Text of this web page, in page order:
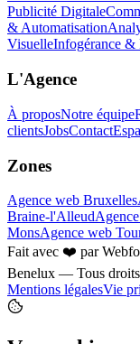
Publicité Digitale
& Automatisation
VisuelleInfogérance &
L'Agence
À proposNotre équipe
clientsJobsContact
Zones
Agence web Bruxelles
Braine-l'Alleud
MonsAgence web
Fait avec ❤️ par
Benelux — Tous droits
Mentions légalesVie